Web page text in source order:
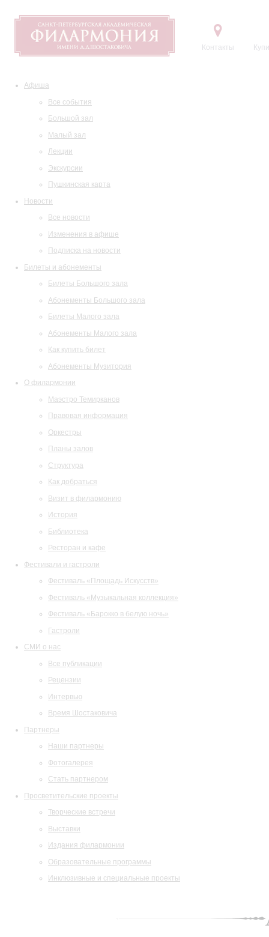
Контакты
Афиша
Все события
Большой зал
Малый зал
Лекции
Экскурсии
Пушкинская карта
Новости
Все новости
Изменения в афише
Подписка на новости
Билеты и абонементы
Билеты Большого зала
Абонементы Большого зала
Билеты Малого зала
Абонементы Малого зала
Как купить билет
Абонементы Музитория
О филармонии
Маэстро Темирканов
Правовая информация
Оркестры
Планы залов
Структура
Как добраться
Визит в филармонию
История
Библиотека
Ресторан и кафе
Фестивали и гастроли
Фестиваль «Площадь Искусств»
Фестиваль «Музыкальная коллекция»
Фестиваль «Барокко в белую ночь»
Гастроли
СМИ о нас
Все публикации
Рецензии
Интервью
Время Шостаковича
Партнеры
Наши партнеры
Фотогалерея
Стать партнером
Просветительские проекты
Творческие встречи
Выставки
Издания филармонии
Образовательные программы
Инклюзивные и специальные проекты